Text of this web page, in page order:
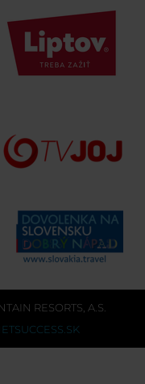
RESORTS, A.S.